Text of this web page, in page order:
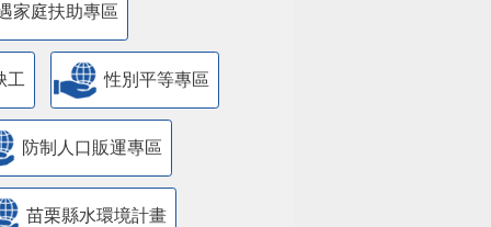
家庭扶助專區
工 性別平等專區
防制人口販運專區
苗栗縣水環境計畫